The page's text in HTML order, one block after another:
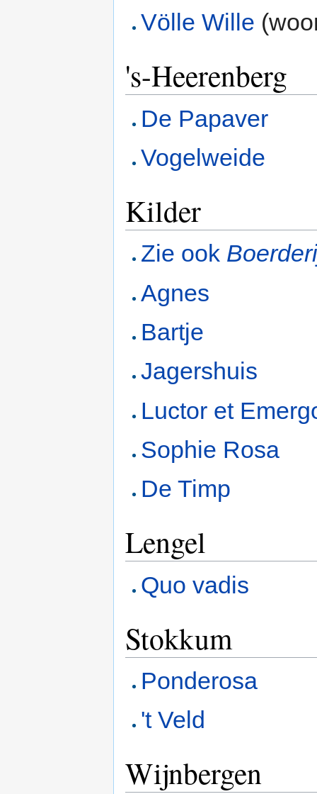
Völle Wille
's-Heerenberg
De Papaver
Vogelweide
Kilder
Zie ook
Agnes
Bartje
Jagershuis
Luctor et
Sophie Rosa
De Timp
Lengel
Quo vadis
Stokkum
Ponderosa
't Veld
Wijnbergen